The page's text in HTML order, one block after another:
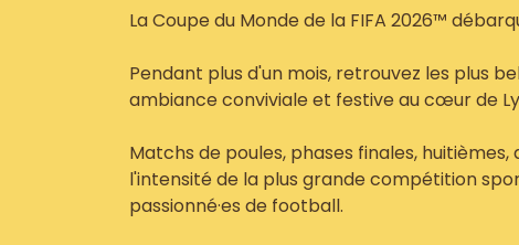
La Coupe du Monde de la FIFA 2026™
Pendant plus d'un mois, retrouvez les plus
ambiance conviviale et festive au cœur de
Matchs de poules, phases finales,
l'intensité de la plus grande compétition
passionné·es de football.